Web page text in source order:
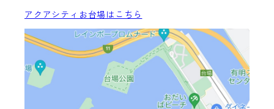
アクアシティお台場はこちら